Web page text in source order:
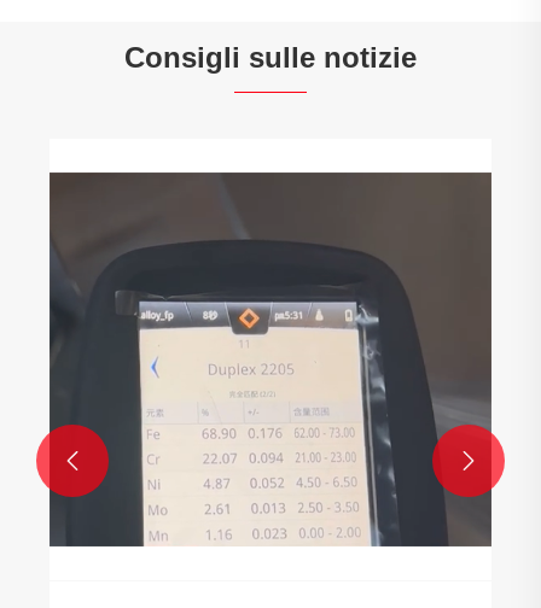
Consigli sulle notizie
 